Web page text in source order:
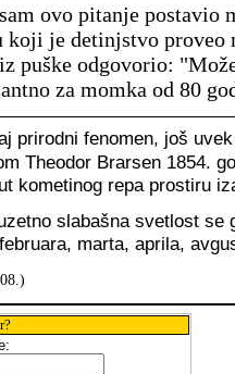
ovo pitanje postavio
koji je detinjstvo proveo
puške odgovorio:
za momka od 80
prirodni fenomen, još
Theodor Brarsen 1854.
kometinog repa prostiru
slabašna svetlost se
marta, aprila,
8 .)